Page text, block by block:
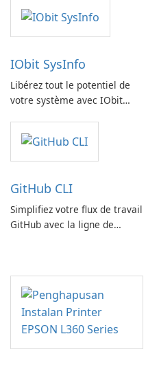
IObit SysInfo
Libérez tout le potentiel de
votre système avec IObit
GitHub CLI
Simplifiez votre flux de travail
GitHub avec la ligne de